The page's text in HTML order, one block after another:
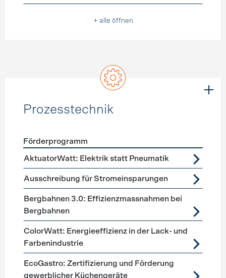
+ alle öffnen
Prozesstechnik
Förderprogramme Prozesstechnik
Förderprogramm
AktuatorWatt: Elektrik statt Pneumatik
Ausschreibung für Stromeinsparungen
Bergbahnen 3.0: Effizienzmassnahmen bei
Bergbahnen
ColorWatt: Energieeffizienz in der Lack- und
Farbenindustrie
EcoGastro: Zertifizierung und Förderung
gewerblicher Küchengeräte